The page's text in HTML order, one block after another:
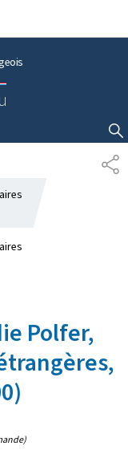
AFFICHER / MASQUER LA RECHERCHE
P
A
Polfer,